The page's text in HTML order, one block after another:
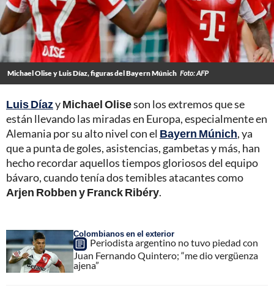
Michael Olise y Luis Díaz, figuras del Bayern Múnich Foto: AFP
Luis DíazyMichael Oliseson los extremos que se
están llevando las miradas en Europa, especialmente en
Alemania por su alto nivel con el Bayern Múnich, ya
que a punta de goles, asistencias, gambetas y más, han
hecho recordar aquellos tiempos gloriosos del equipo
bávaro, cuando tenía dos temibles atacantes como
Arjen Robben y Franck Ribéry.
Colombianos en el exterior
Periodista argentino no tuvo piedad con
Juan Fernando Quintero; “me dio vergüenza
ajena”